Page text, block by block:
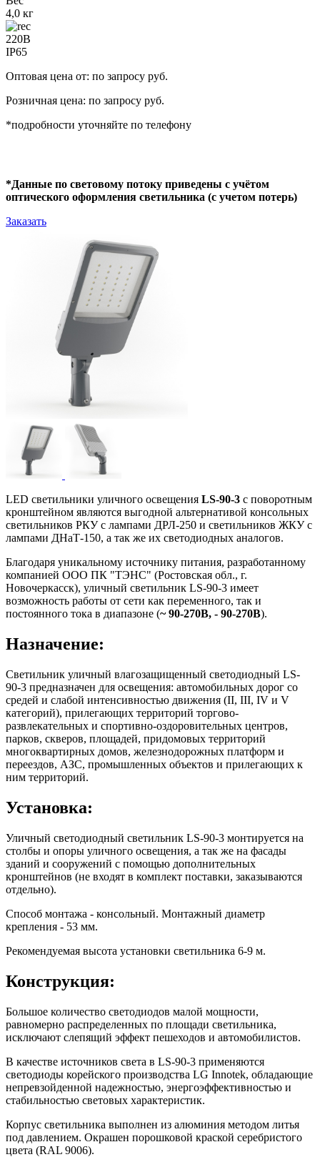
4,0 кг
220В
IP65
Оптовая цена от: по запросу руб.
Розничная цена: по запросу руб.
*подробности уточняйте по телефону
*Данные по световому потоку приведены с учётом
оптического оформления светильника (с учетом потерь)
Заказать
LED светильники уличного освещения LS-90-3 с поворотным
кронштейном являются выгодной альтернативой консольных
светильников РКУ с лампами ДРЛ-250 и светильников ЖКУ с
лампами ДНаТ-150, а так же их светодиодных аналогов.
Благодаря уникальному источнику питания, разработанному
компанией ООО ПК "ТЭНС" (Ростовская обл., г.
Новочеркасск), уличный светильник LS-90-3 имеет
возможность работы от сети как переменного, так и
постоянного тока в диапазоне (~ 90-270В, - 90-270В).
Назначение:
Светильник уличный влагозащищенный светодиодный LS-
90-3 предназначен для освещения: автомобильных дорог со
средей и слабой интенсивностью движения (II, III, IV и V
категорий), прилегающих территорий торгово-
развлекательных и спортивно-оздоровительных центров,
парков, скверов, площадей, придомовых территорий
многоквартирных домов, железнодорожных платформ и
переездов, АЗС, промышленных объектов и прилегающих к
ним территорий.
Установка:
Уличный светодиодный светильник LS-90-3 монтируется на
столбы и опоры уличного освещения, а так же на фасады
зданий и сооружений с помощью дополнительных
кронштейнов (не входят в комплект поставки, заказываются
отдельно).
Способ монтажа - консольный. Монтажный диаметр
крепления - 53 мм.
Рекомендуемая высота установки светильника 6-9 м.
Конструкция:
Большое количество светодиодов малой мощности,
равномерно распределенных по площади светильника,
исключают слепящий эффект пешеходов и автомобилистов.
В качестве источников света в LS-90-3 применяются
светодиоды корейского производства LG Innotek, обладающие
непревзойденной надежностью, энергоэффективностью и
стабильностью световых характеристик.
Корпус светильника выполнен из алюминия методом литья
под давлением. Окрашен порошковой краской серебристого
цвета (RAL 9006).